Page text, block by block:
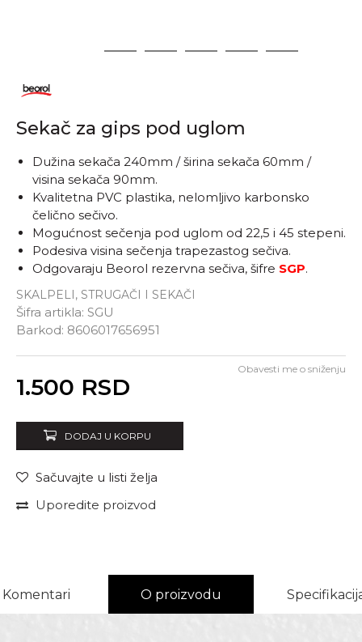
2 3 4 5 6
Sekač za gips pod uglom
SKALPELI, STRUGAČI I SEKAČI
Šifra artikla: SGU
Barkod: 8606017656951
Dužina sekača 240mm / širina sekača 60mm /
visina sekača 90mm.
Kvalitetna PVC plastika, nelomljivo karbonsko
čelično sečivo.
Mogućnost sečenja pod uglom od 22,5 i 45 stepeni.
Podesiva visina sečenja trapezastog sečiva.
Odgovaraju Beorol rezervna sečiva, šifre SGP.
1.500 RSD
Obavesti me o sniženju
DODAJ U KORPU
Sačuvajte u listi želja
Uporedite proizvod
Komentari O proizvodu